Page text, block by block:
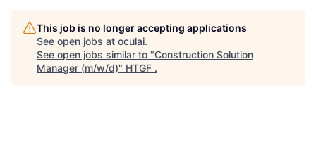
This job is no longer accepting applications
See open jobs at oculai.
See open jobs similar to "Construction Solution
Manager (m/w/d)" HTGF .